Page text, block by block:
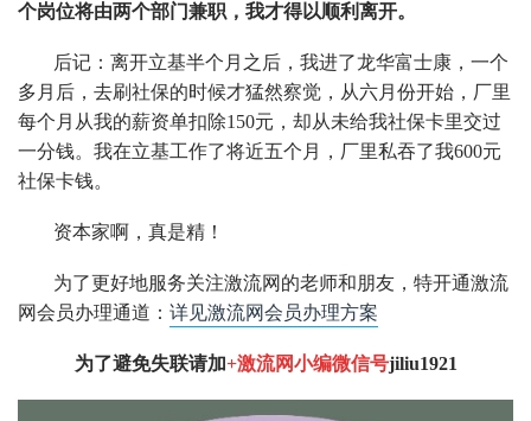
个岗位将由两个部门兼职，我才得以顺利离开。
后记：离开立基半个月之后，我进了龙华富士康，一个
多月后，去刷社保的时候才猛然察觉，从六月份开始，厂里
每个月从我的薪资单扣除150元，却从未给我社保卡里交过
一分钱。我在立基工作了将近五个月，厂里私吞了我600元
社保卡钱。
资本家啊，真是精！
为了更好地服务关注激流网的老师和朋友，特开通激流
网会员办理通道： 详见激流网会员办理方案
为了避免失联请加+激流网小编微信号jiliu1921